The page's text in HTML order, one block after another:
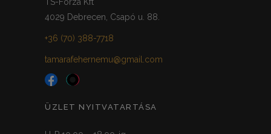
4029 Debrecen, Csapó u. 88.
+36 (70) 388-7718
tamarafehernemu@gmail.com
ÜZLET NYITVATARTÁSA